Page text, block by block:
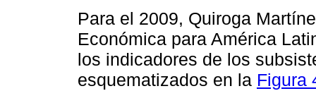
Para el 2009, Quiroga
Económica para América
los indicadores de los
esquematizados en la Figura